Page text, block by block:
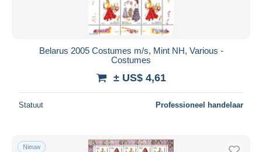
Belarus 2005 Costumes m/s, Mint NH, Various -
Costumes
± US$ 4,61
Statuut Professioneel handelaar
Nieuw